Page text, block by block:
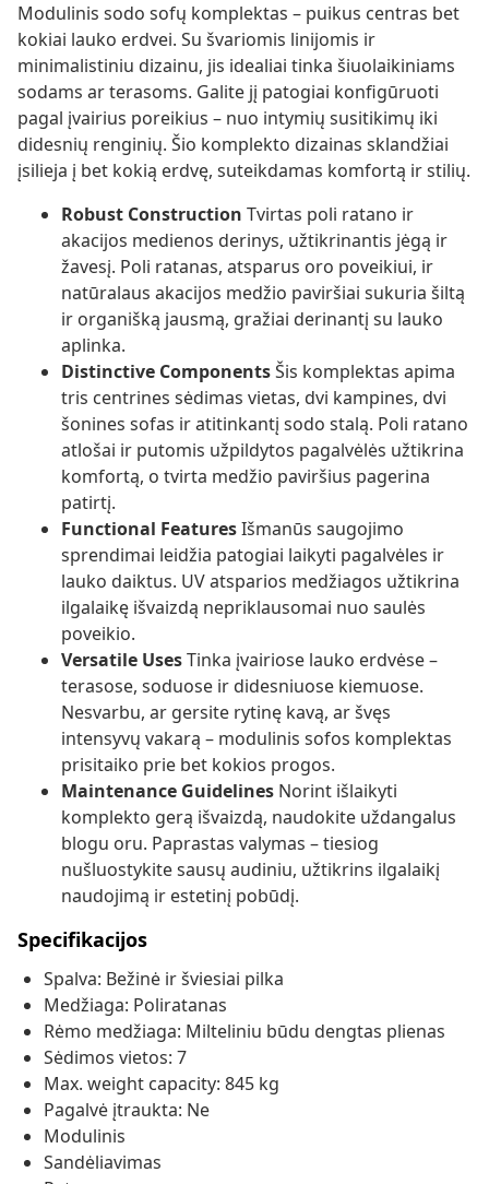
Modulinis sodo sofų komplektas – puikus centras bet
kokiai lauko erdvei. Su švariomis linijomis ir
minimalistiniu dizainu, jis idealiai tinka šiuolaikiniams
sodams ar terasoms. Galite jį patogiai konfigūruoti
pagal įvairius poreikius – nuo intymių susitikimų iki
didesnių renginių. Šio komplekto dizainas sklandžiai
įsilieja į bet kokią erdvę, suteikdamas komfortą ir stilių.
Robust Construction Tvirtas poli ratano ir
akacijos medienos derinys, užtikrinantis jėgą ir
žavesį. Poli ratanas, atsparus oro poveikiui, ir
natūralaus akacijos medžio paviršiai sukuria šiltą
ir organišką jausmą, gražiai derinantį su lauko
aplinka.
Distinctive ComponentsŠis komplektas apima
tris centrines sėdimas vietas, dvi kampines, dvi
šonines sofas ir atitinkantį sodo stalą. Poli ratano
atlošai ir putomis užpildytos pagalvėlės užtikrina
komfortą, o tvirta medžio paviršius pagerina
patirtį.
Functional FeaturesIšmanūs saugojimo
sprendimai leidžia patogiai laikyti pagalvėles ir
lauko daiktus. UV atsparios medžiagos užtikrina
ilgalaikę išvaizdą nepriklausomai nuo saulės
poveikio.
Versatile UsesTinka įvairiose lauko erdvėse –
terasose, soduose ir didesniuose kiemuose.
Nesvarbu, ar gersite rytinę kavą, ar švęs
intensyvų vakarą – modulinis sofos komplektas
prisitaiko prie bet kokios progos.
Maintenance Guidelines Norint išlaikyti
komplekto gerą išvaizdą, naudokite uždangalus
blogu oru. Paprastas valymas – tiesiog
nušluostykite sausų audiniu, užtikrins ilgalaikį
naudojimą ir estetinį pobūdį.
Specifikacijos
Spalva: Bežinė ir šviesiai pilka
Medžiaga: Poliratanas
Rėmo medžiaga: Milteliniu būdu dengtas plienas
Sėdimos vietos: 7
Max. weight capacity: 845 kg
Pagalvė įtraukta: Ne
Modulinis
Sandėliavimas